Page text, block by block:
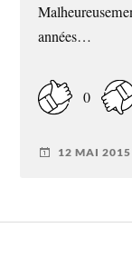
années…
0
12 MAI 2015